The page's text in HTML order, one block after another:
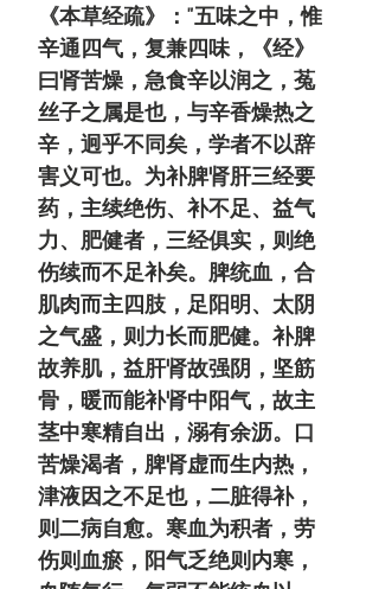
《本草经疏》："五味之中，惟
辛通四气，复兼四味，《经》
曰肾苦燥，急食辛以润之，菟
丝子之属是也，与辛香燥热之
辛，迥乎不同矣，学者不以辞
害义可也。为补脾肾肝三经要
药 ，主续绝伤、补不足、益气
力、肥健者，三经俱实，则绝
伤续而不足补矣。脾统血，合
肌肉而主四肢，足阳明、太阴
之气盛，则力长而肥健。补脾
故养肌，益肝肾故强阴，坚筋
骨，暖而能补肾中阳气，故主
茎中寒精自出 ，溺有余沥。口
苦燥渴者，脾肾虚而生内热，
津液因之不足也，二脏得补，
则二病自愈。寒血为积者，劳
伤则血瘀，阳气乏绝则内寒，